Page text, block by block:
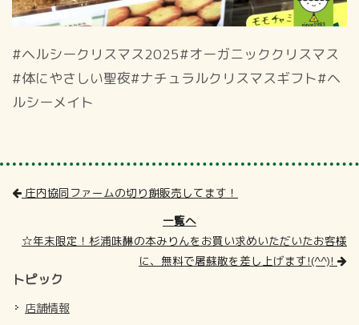
#ヘルシークリスマス2025#オーガニッククリスマス
#体にやさしい聖夜#ナチュラルクリスマスギフト#ヘ
ルシーメイト
庄内協同ファームの切り餅販売してます！
一覧へ
☆年末限定！杉浦味醂の本みりんをお買い求めいただいたお客様
に、無料で屠蘇散を差し上げます!(^^)!
トピック
店舗情報